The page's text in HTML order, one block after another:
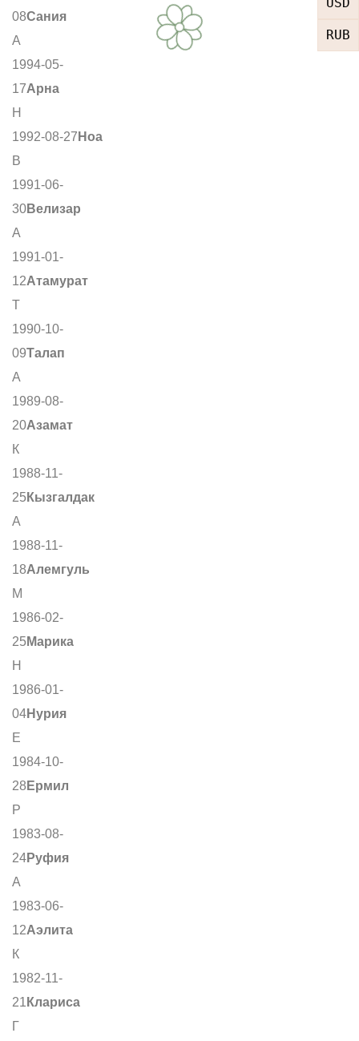
RUB
08Сания
А
1994-05-
17Арна
Н
1992-08-27 Ноа
В
1991-06-
30Велизар
А
1991-01-
12Атамурат
Т
1990-10-
09Талап
А
1989-08-
20Азамат
К
1988-11-
25 Кызгалдак
А
1988-11-
18Алемгуль
М
1986-02-
25 Марика
Н
1986-01-
04Нурия
Е
1984-10-
28 Ермил
Р
1983-08-
24Руфия
А
1983-06-
12Аэлита
К
1982-11-
21 Клариса
Г